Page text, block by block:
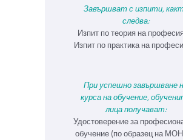
Завършват с изпити,
следва:
Изпит по теория на
Изпит по практика на
При успешно завършване
курса на обучение,
лица получават:
Удостоверение за
обучение (по образец на